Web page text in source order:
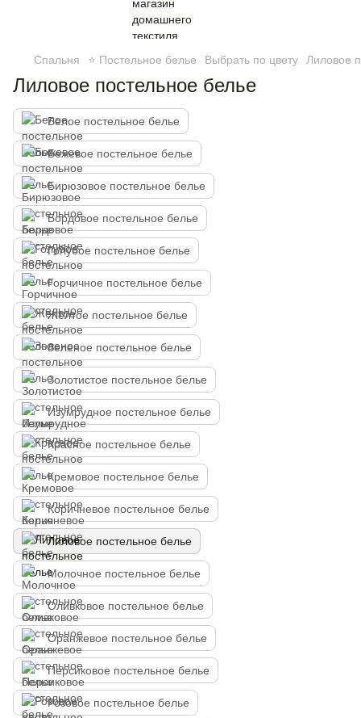
Спальня ⭐ Постельное белье Выбрать по цвету Лиловое
Лиловое постельное белье
Белое постельное белье
Бежевое постельное белье
Бирюзовое постельное белье
Бордовое постельное белье
Голубое постельное белье
Горчичное постельное белье
Желтое постельное белье
Зеленое постельное белье
Золотистое постельное белье
Изумрудное постельное белье
Красное постельное белье
Кремовое постельное белье
Коричневое постельное белье
Лиловое постельное белье
Молочное постельное белье
Оливковое постельное белье
Оранжевое постельное белье
Персиковое постельное белье
Розовое постельное белье